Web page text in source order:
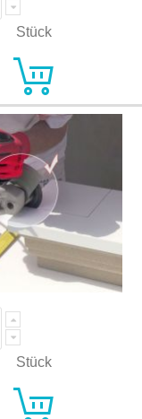
Stück
Stück